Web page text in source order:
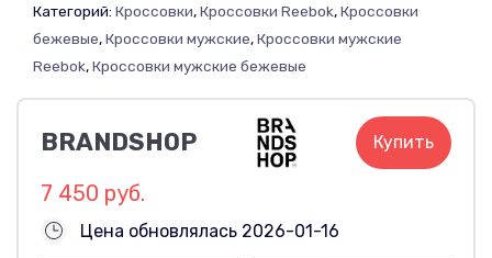
Категорий: Кроссовки,Кроссовки Reebok,Кроссовки
бежевые,Кроссовки мужские,Кроссовки мужские
Reebok,Кроссовки мужские бежевые
BRANDSHOP Купить
7 450 руб.
Цена обновлялась 2026-01-16